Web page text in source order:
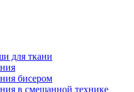
для ткани
бисером
в смешанной технике